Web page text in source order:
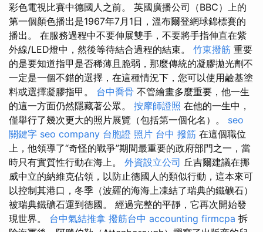
彩色電視比賽中德國人之前。 英國廣播公司（BBC）上的
第一個顏色播出是1967年7月1日，溫布爾登網球錦標賽的
播出。 在服務過程中不要伸展雙手，不要將手指伸直在紫
外線/LED燈中，然後等待結合過程的結束。 竹東撥筋 重要
的是要知道指甲是否稀薄且脆弱，那麼傳統的凝膠拋光劑不
一定是一個不錯的選擇，在這種情況下，您可以使用鹼基塗
料或選擇凝膠指甲。 台中喬骨 不管繪畫多麼重要，他一生
的這一方面仍然隱藏著公眾。 按摩師證照 在他的一生中，
僅舉行了幾次更大的照片展覽（包括第一個化名）。 seo
關鍵字 seo company 台胞證 照片 台中 撥筋 在這個職位
上，他領導了“奇怪的戰爭”期間最重要的政府部門之一，當
時只有實質性行動在海上。 外資設立公司 丘吉爾建議在挪
威中立的納維克佔領，以防止德國人的類似行動，這本來可
以控制其港口，冬季（波羅的海海上凍結了瑞典的鐵礦石）
被瑞典鐵礦石運到德國。 經過完整的平靜，它再次開始發
現世界。 台中氣結推拿 撥筋台中 accounting firmcpa 拆